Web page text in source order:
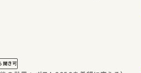
聞き可